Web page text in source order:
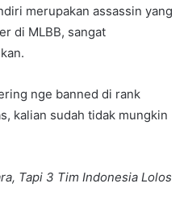
merupakan assassin yang
di MLBB, sangat
nge banned di rank
kalian sudah tidak mungkin
Tapi 3 Tim Indonesia Lolos